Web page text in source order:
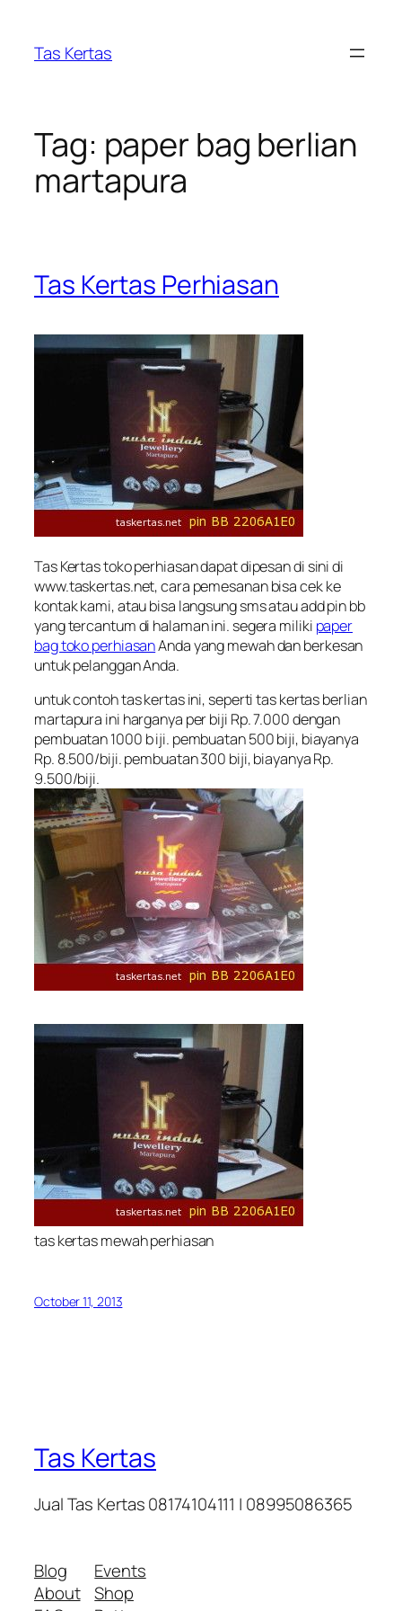
content
Tas Kertas
Tag: paper bag berlian
martapura
Tas Kertas Perhiasan
Tas Kertas toko perhiasan dapat dipesan di sini di
www.taskertas.net, cara pemesanan bisa cek ke
kontak kami, atau bisa langsung sms atau add pin bb
yang tercantum di halaman ini. segera miliki paper
bag toko perhiasanAnda yang mewah dan berkesan
untuk pelanggan Anda.
untuk contoh tas kertas ini, seperti tas kertas berlian
martapura ini harganya per biji Rp. 7.000 dengan
pembuatan 1000 b iji. pembuatan 500 biji, biayanya
Rp. 8.500/biji. pembuatan 300 biji, biayanya Rp.
9.500/biji.
tas kertas mewah perhiasan
October 11, 2013
Tas Kertas
Jual Tas Kertas 08174104111 | 08995086365
Blog
About
Events
Shop